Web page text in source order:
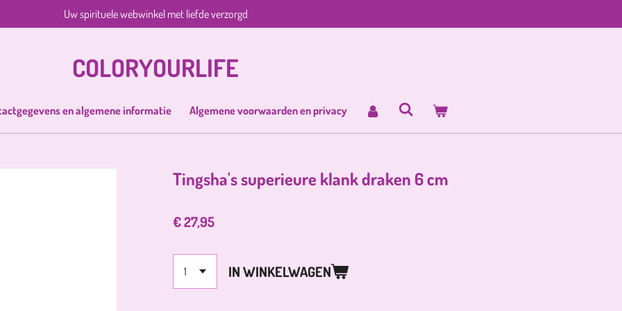
Uw spirituele webwinkel met liefde verzorgd
COLORYOURLIFE
en algemene informatie Algemene voorwaarden en privacy
Tingsha's superieure klank draken 6 cm
€ 27,95
IN WINKELWAGEN